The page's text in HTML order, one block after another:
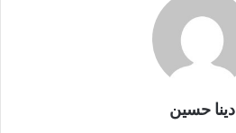
دينا حسين